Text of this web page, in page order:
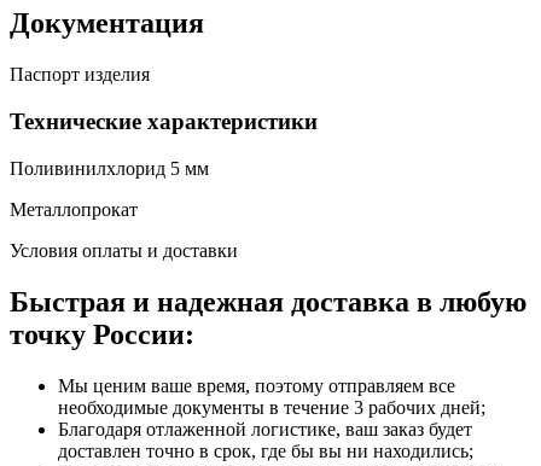
Документация
Паспорт изделия
Технические характеристики
Поливинилхлорид 5 мм
Металлопрокат
Условия оплаты и доставки
Быстрая и надежная доставка в любую
точку России:
Мы ценим ваше время, поэтому отправляем все
необходимые документы в течение 3 рабочих дней;
Благодаря отлаженной логистике, ваш заказ будет
доставлен точно в срок, где бы вы ни находились;